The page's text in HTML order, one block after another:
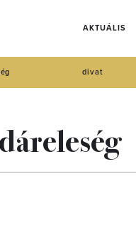
AKTUÁLIS
divat